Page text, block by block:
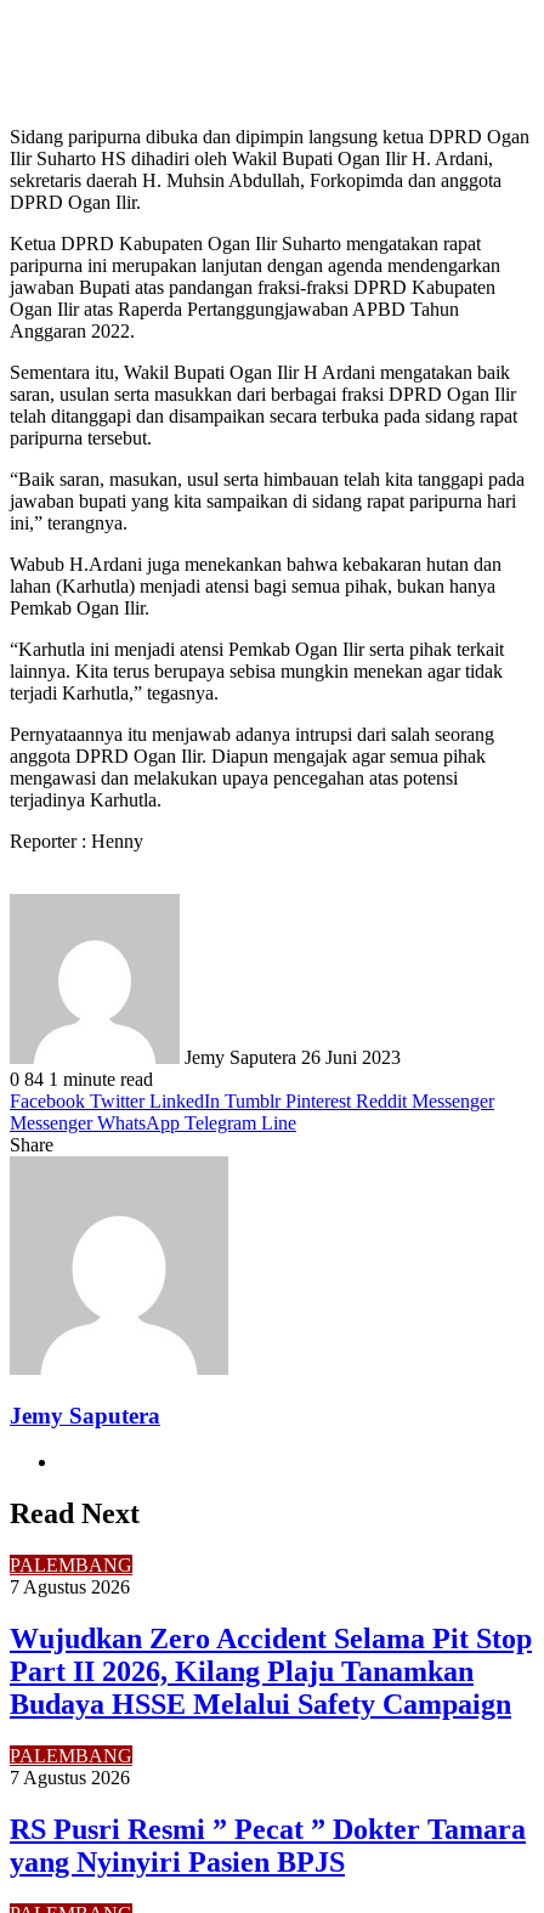
Sidang paripurna dibuka dan dipimpin langsung ketua DPRD Ogan
Ilir Suharto HS dihadiri oleh Wakil Bupati Ogan Ilir H. Ardani,
sekretaris daerah H. Muhsin Abdullah, Forkopimda dan anggota
DPRD Ogan Ilir.
Ketua DPRD Kabupaten Ogan Ilir Suharto mengatakan rapat
paripurna ini merupakan lanjutan dengan agenda mendengarkan
jawaban Bupati atas pandangan fraksi-fraksi DPRD Kabupaten
Ogan Ilir atas Raperda Pertanggungjawaban APBD Tahun
Anggaran 2022.
Sementara itu, Wakil Bupati Ogan Ilir H Ardani mengatakan baik
saran, usulan serta masukkan dari berbagai fraksi DPRD Ogan Ilir
telah ditanggapi dan disampaikan secara terbuka pada sidang rapat
paripurna tersebut.
“Baik saran, masukan, usul serta himbauan telah kita tanggapi pada
jawaban bupati yang kita sampaikan di sidang rapat paripurna hari
ini,” terangnya.
Wabub H.Ardani juga menekankan bahwa kebakaran hutan dan
lahan (Karhutla) menjadi atensi bagi semua pihak, bukan hanya
Pemkab Ogan Ilir.
“Karhutla ini menjadi atensi Pemkab Ogan Ilir serta pihak terkait
lainnya. Kita terus berupaya sebisa mungkin menekan agar tidak
terjadi Karhutla,” tegasnya.
Pernyataannya itu menjawab adanya intrupsi dari salah seorang
anggota DPRD Ogan Ilir. Diapun mengajak agar semua pihak
mengawasi dan melakukan upaya pencegahan atas potensi
terjadinya Karhutla.
Reporter : Henny
Jemy Saputera 26 Juni 2023
0 84 1 minute read
Facebook Twitter LinkedIn Tumblr Pinterest Reddit Messenger
Messenger WhatsApp Telegram Line
Share
Jemy Saputera
Read Next
PALEMBANG
7 Agustus 2026
Wujudkan Zero Accident Selama Pit Stop
Part II 2026, Kilang Plaju Tanamkan
Budaya HSSE Melalui Safety Campaign
PALEMBANG
7 Agustus 2026
RS Pusri Resmi ” Pecat ” Dokter Tamara
yang Nyinyiri Pasien BPJS